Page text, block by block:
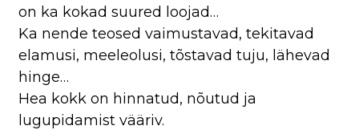
on ka kokad suured loojad…
Ka nende teosed vaimustavad, tekitavad
elamusi, meeleolusi, tõstavad tuju, lähevad
hinge…
Hea kokk on hinnatud, nõutud ja
lugupidamist vääriv.